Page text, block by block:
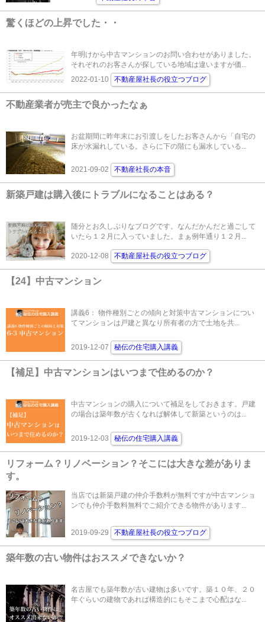
驚くほどの上昇でした・・
年明けから中古マンションのお問い合わせがありました。
それぞれのお客さんが探している地域は違いますが価...
2022-01-10
不動産屋社長の役立つブログ
不動産業者が売主で良かったなぁ
お盆期間に昨年末にお引渡しをしたお客さんから「自宅の
床が水漏れしている。さらに下の階にも漏水している...
2021-09-02 不動産社長の本音
新築戸建は購入後にトラブルになることはある？
随分とお久しぶりなブログです。なんだかんだと過ごして
いたら１２月に入っていました。まぁ例年通り１２月...
2020-12-08 不動産屋社長の役立つブログ
【24】中古マンション
講義6： 物件種別ごとの傾向と対策中古マンションについ
てマンションは戸建と異なり所有者の方で土地を共...
2019-12-07 秘伝の住宅購入講義
【補足】中古マンションはいつまで住めるのか？
中古マンションの購入について補足をしておきます。戸建
の場合は築年数が古くなれば解体して新築というのは...
2019-12-03 秘伝の住宅購入講義
リフォーム？リノベーション？そこには大きな差がありま
す。
当店では新築戸建の仲介手数料が無料ですが中古マンショ
ンでも仲介手数料無料でご紹介できる物件があります...
2019-09-29 不動産屋社長の役立つブログ
築年数の古い物件はおススメできないか？
名古屋でも築年数が古い建物は多いです。築１０年、２０
年ぐらいの建物であれば構造的にもそこまで心配はな...